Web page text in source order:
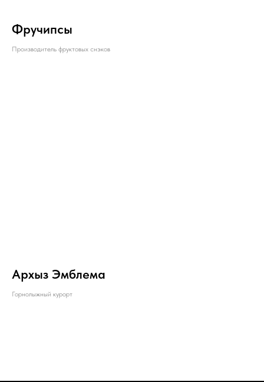
Фручипсы
Производитель фруктовых снэков
Архыз Эмблема
Горнолыжный курорт